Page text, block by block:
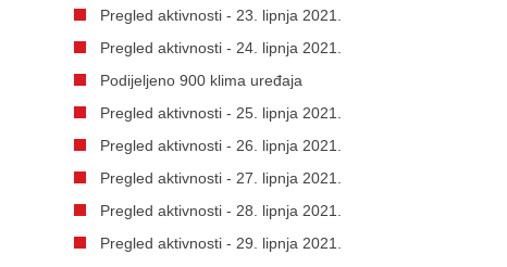
Pregled aktivnosti - 23. lipnja 2021.
Pregled aktivnosti - 24. lipnja 2021.
Podijeljeno 900 klima uređaja
Pregled aktivnosti - 25. lipnja 2021.
Pregled aktivnosti - 26. lipnja 2021.
Pregled aktivnosti - 27. lipnja 2021.
Pregled aktivnosti - 28. lipnja 2021.
Pregled aktivnosti - 29. lipnja 2021.